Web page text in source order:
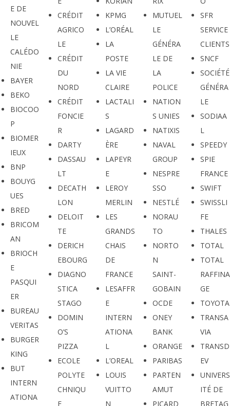
E DE
NOUVEL
LE
CALÉDO
NIE
BAYER
BEKO
BIOCOO
P
BIOMER
IEUX
BNP
BOUYG
UES
BRED
BRICOM
AN
BRIOCH
E
PASQUI
ER
BUREAU
VERITAS
BURGER
KING
BUT
INTERN
ATIONA
CRÉDIT
AGRICO
LE
CRÉDIT
DU
NORD
CRÉDIT
FONCIE
R
DARTY
DASSAU
LT
DECATH
LON
DELOIT
TE
DERICH
EBOURG
DIAGNO
STICA
STAGO
DOMIN
O’S
PIZZA
ECOLE
POLYTE
CHNIQU
E
KPMG
L’ORÉAL
LA
POSTE
LA VIE
CLAIRE
LACTALI
S
LAGARD
ÈRE
LAPEYR
E
LEROY
MERLIN
LES
GRANDS
CHAIS
DE
FRANCE
LESAFFR
E
INTERN
ATIONA
L
L’OREAL
LOUIS
VUITTO
N
MUTUEL
LE
GÉNÉRA
LE DE
LA
POLICE
NATION
S UNIES
NATIXIS
NAVAL
GROUP
NESPRE
SSO
NESTLÉ
NORAU
TO
NORTO
N
SAINT-
GOBAIN
OCDE
ONEY
BANK
ORANGE
PARIBAS
PARTEN
AMUT
PICARD
SFR
SERVICE
CLIENTS
SNCF
SOCIÉTÉ
GÉNÉRA
LE
SODIAA
L
SPEEDY
SPIE
FRANCE
SWIFT
SWISSLI
FE
THALES
TOTAL
TOTAL
RAFFINA
GE
TOYOTA
TRANSA
VIA
TRANSD
EV
UNIVERS
ITÉ DE
BRETAG